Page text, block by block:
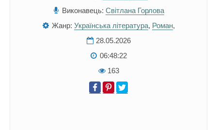
Виконавець: Світлана Горлова
Жанр: Українська література, Роман,
28.05.2026
06:48:22
163